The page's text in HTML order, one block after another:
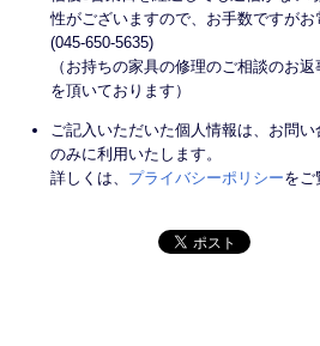
性がございますので、お手数ですがお
(045-650-5635)
（お持ちの家具の修理のご相談のお
を頂いております）
ご記入いただいた個人情報は、お問
のみに利用いたします。
詳しくは、 プライバシーポリシーをご